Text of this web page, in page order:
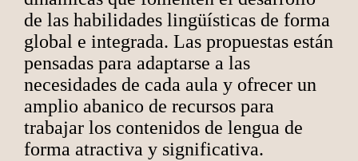
de las habilidades lingüísticas de forma
global e integrada. Las propuestas están
pensadas para adaptarse a las
necesidades de cada aula y ofrecer un
amplio abanico de recursos para
trabajar los contenidos de lengua de
forma atractiva y significativa.